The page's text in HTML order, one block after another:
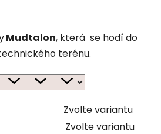
Mudtalon, která se hodí do
terénu.
Zvolte variantu
Zvolte variantu